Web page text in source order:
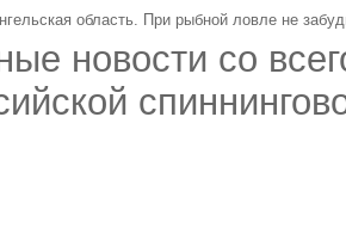
область. При рыбной ловле не
новости со